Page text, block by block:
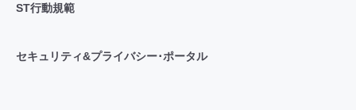
ST行動規範
セキュリティ&プライバシー･ポータル